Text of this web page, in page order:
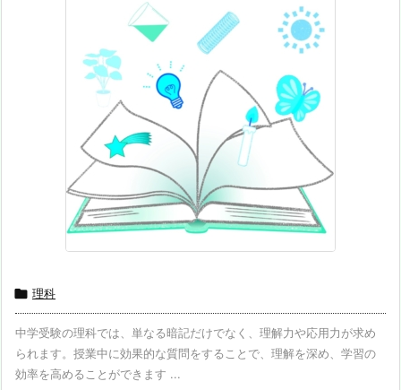
 理科
中学受験の理科では、単なる暗記だけでなく、理解力や応用力が求め
られます。授業中に効果的な質問をすることで、理解を深め、学習の
効率を高めることができます ...